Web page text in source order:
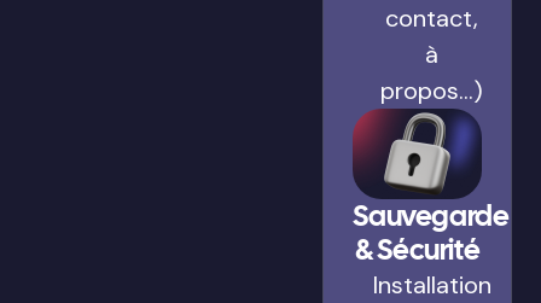
contact,
à
propos…)
Sauvegarde
& Sécurité
Installation